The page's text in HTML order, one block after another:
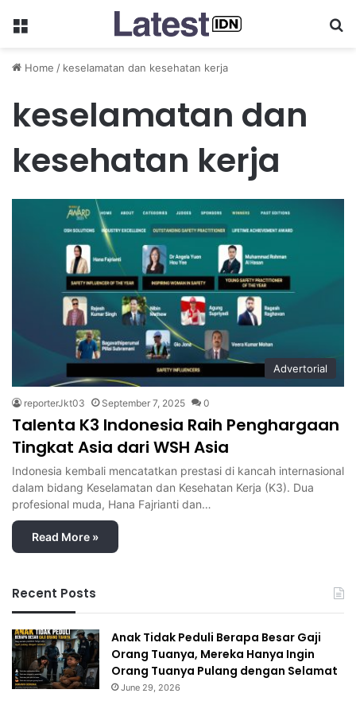
Menu
Home / keselamatan dan kesehatan kerja
keselamatan dan
kesehatan kerja
Advertorial
reporterJkt03 September 7, 2025 0
Talenta K3 Indonesia Raih Penghargaan
Tingkat Asia dari WSH Asia
Indonesia kembali mencatatkan prestasi di kancah internasional
dalam bidang Keselamatan dan Kesehatan Kerja (K3). Dua
profesional muda, Hana Fajrianti dan…
Read More »
Recent Posts
Anak Tidak Peduli Berapa Besar Gaji
Orang Tuanya, Mereka Hanya Ingin
Orang Tuanya Pulang dengan Selamat
June 29, 2026